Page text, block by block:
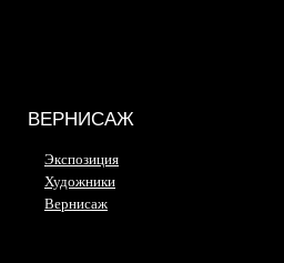
ВЕРНИСАЖ
Экспозиция
Художники
Вернисаж